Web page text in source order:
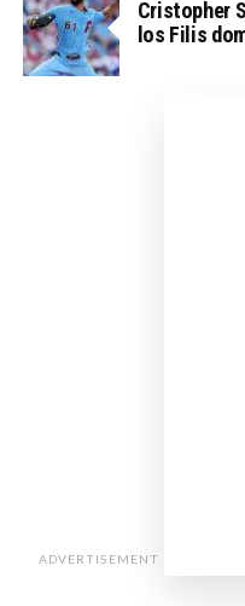
Cristopher
los Filis
ADVERTISEMENT